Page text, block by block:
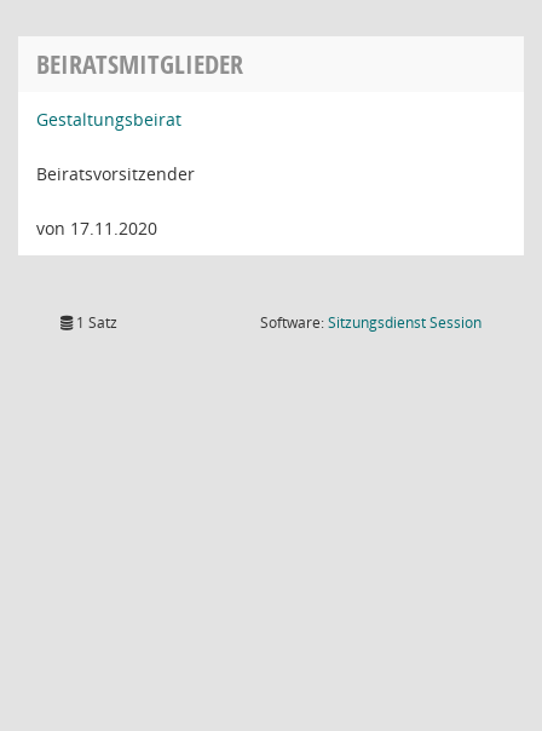
BEIRATSMITGLIEDER
Gestaltungsbeirat
Beiratsvorsitzender
von 17.11.2020
1 Satz Software:SitzungsdienstSession(Wird in